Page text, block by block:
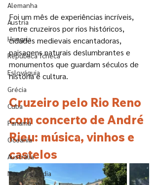
Alemanha
Áustria
Hungria
República Tcheca
Eslováquia
Grécia
Cuba
Panamá
Oceania
Austrália
Nova Zelândia
Foi um mês de experiências incríveis,
entre cruzeiros por rios históricos,
cidades medievais encantadoras,
paisagens naturais deslumbrantes e
monumentos que guardam séculos de
história e cultura.
Cruzeiro pelo Rio Reno
com concerto de André
Rieu: música, vinhos e
castelos